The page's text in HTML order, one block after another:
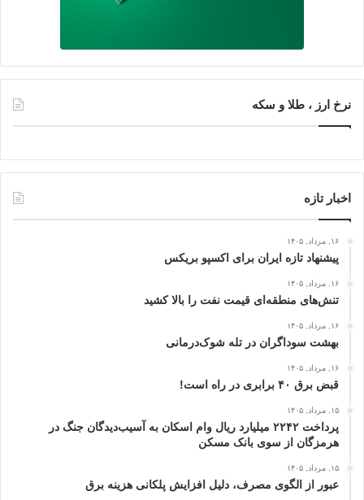
نرخ ارز ، طلا و سکه
اخبار تازه
۱۶, مرداد, ۱۴۰۵
پیشنهاد تازه ایران برای اکسپو بریکس
۱۶, مرداد, ۱۴۰۵
تنش‌های منطقه‌ای قیمت نفت را بالا کشید
۱۶, مرداد, ۱۴۰۵
بهشت سوداگران در تله شوک‌درمانی
۱۶, مرداد, ۱۴۰۵
قبض برق ۴۰ برابری در راه است!
۱۵, مرداد, ۱۴۰۵
پرداخت ۲۲۴۲ میلیارد ریال وام اسکان به آسیب‌دیدگان جنگ در
هرمزگان از سوی بانک مسکن
۱۵, مرداد, ۱۴۰۵
عبور از الگوی مصرف، دلیل افزایش پلکانی هزینه برق